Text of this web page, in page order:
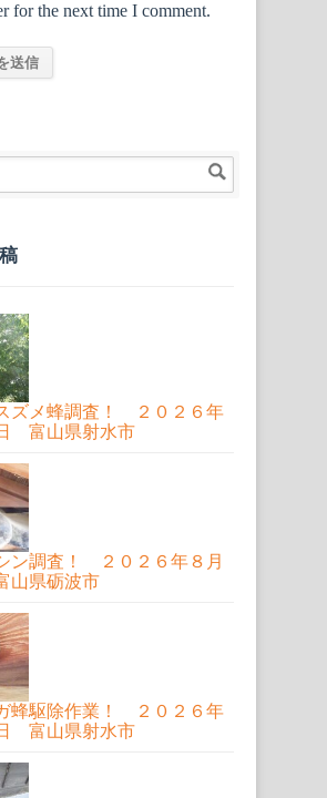
for the next time I comment.
ズメ蜂調査！ ２０２６年
富山県射水市
ン調査！ ２０２６年８月
山県砺波市
蜂駆除作業！ ２０２６年
富山県射水市